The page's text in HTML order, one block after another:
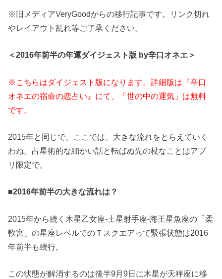
※旧メディアVeryGoodからの移行記事です。リンク切れ
やレイアウト乱れ等ご了承ください。
＜2016年前半の年運ダイジェスト版 by辛口オネエ＞
※こちらはダイジェスト版になります。詳細版は『辛口
オネエの宿命の恋占い』にて、「世の中の運気」は無料
です。
2015年と同じで、ここでは、大きな流れをとらえていく
わね。占星術的な細かい話と転ばぬ先の杖なことはアプ
リ限定で。
■2016年前半の大きな流れは？
2015年から続く木星乙女座-土星射手座-海王星魚座の「柔
軟宮」の星座レベルでのＴスクエアって緊張状態は2016
年前半も続行。
この状態が解消するのは後半9月9日に木星が天秤座に移